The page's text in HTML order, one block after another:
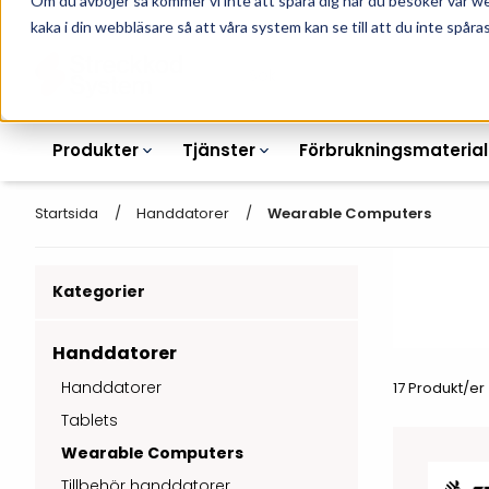
kaka i din webbläsare så att våra system kan se till att du inte
010-162 61 90
Produkter
Etikettskrivare
Armbandsskrivare
Kortskrivare
bläckstråleskrivare
Färgband
Tjänster
Otryckta
Laseretikett_A4
Streckkodsmenyer
Plastlister för hyllkanter
Förbrukningsmaterial
Startsida Handdatorer Wearable Computers
Kategorier
Handdatorer
Handdatorer
Tablets
Wearable Computers
17 Produkt/er